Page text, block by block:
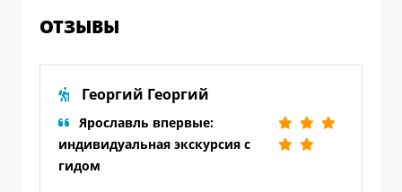
ОТЗЫВЫ
Георгий Георгий
Ярославль впервые:
индивидуальная экскурсия с
гидом